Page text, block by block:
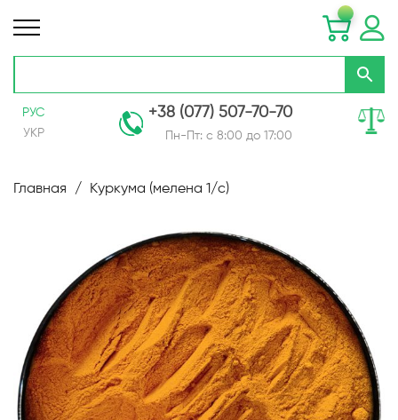
РУС
УКР
+38 (077) 507-70-70
Пн-Пт: с 8:00 до 17:00
Главная Куркума (мелена 1/с)
галереям
изображений